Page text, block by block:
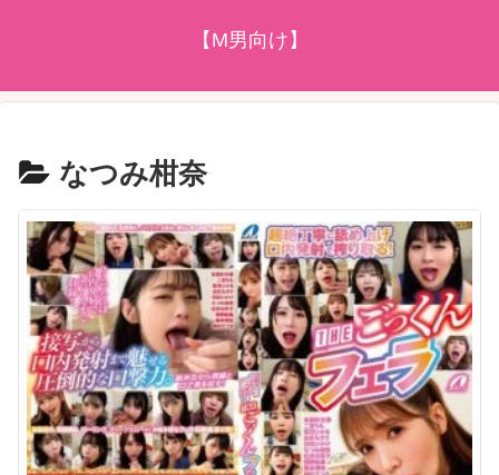
【M男向け】
なつみ柑奈